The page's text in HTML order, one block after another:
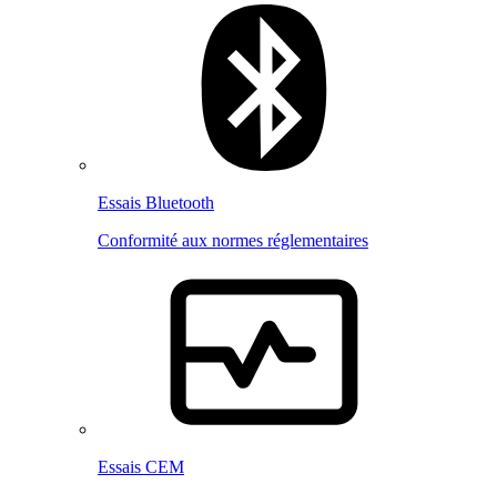
Essais Bluetooth
Conformité aux normes réglementaires
Essais CEM